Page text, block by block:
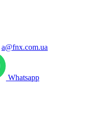
a@fnx.com.ua
Whatsapp